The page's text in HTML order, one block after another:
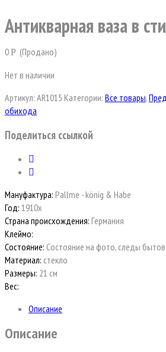
Антикварная ваза в
0Р (Продано)
Нет в наличии
Артикул: AR1015 Категории: Все товары,
обихода
Поделиться ссылкой
Мануфактура: Pallme - könig & Habe
Год: 1910х
Страна происхождения: Германия
Клеймо:
Состояние: Состояние на фото, следы
Материал: стекло
Размеры: 21 см
Вес:
Описание
Описание